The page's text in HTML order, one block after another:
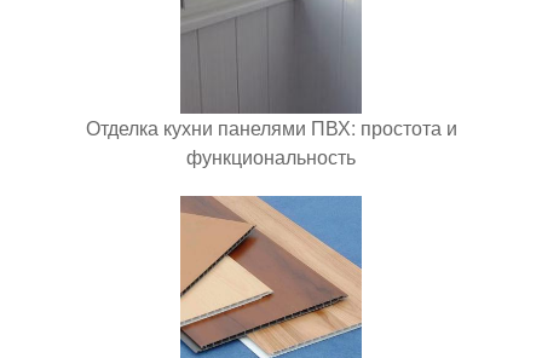
Отделка кухни панелями ПВХ: простота и
функциональность